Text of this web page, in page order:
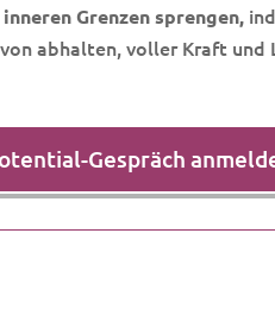
inneren Grenzensprengen,
abhalten, voller Kraft
Gespräch